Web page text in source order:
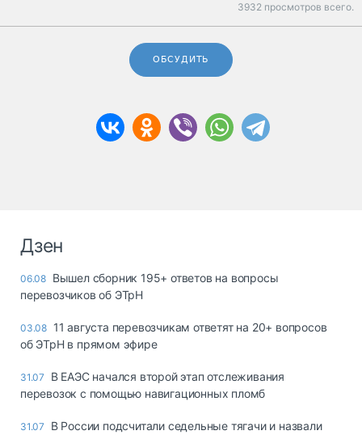
3932 просмотров всего.
ОБСУДИТЬ
Дзен
06.08 Вышел сборник 195+ ответов на вопросы
перевозчиков об ЭТрН
03.08 11 августа перевозчикам ответят на 20+ вопросов
об ЭТрН в прямом эфире
31.07
В ЕАЭС начался второй этап отслеживания
перевозок с помощью навигационных пломб
31.07
В России подсчитали седельные тягачи и назвали